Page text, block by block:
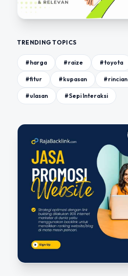
TRENDING TOPICS
#harga #raize #toyota
#fitur #kupasan #rincian
#ulasan #Sepi Interaksi